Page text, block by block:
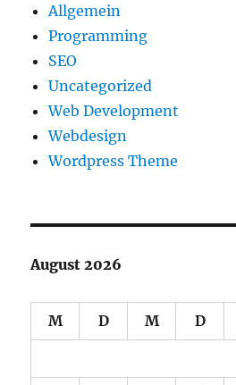
Allgemein
Programming
SEO
Uncategorized
Web Development
Webdesign
Wordpress Theme
August 2026
M D M D